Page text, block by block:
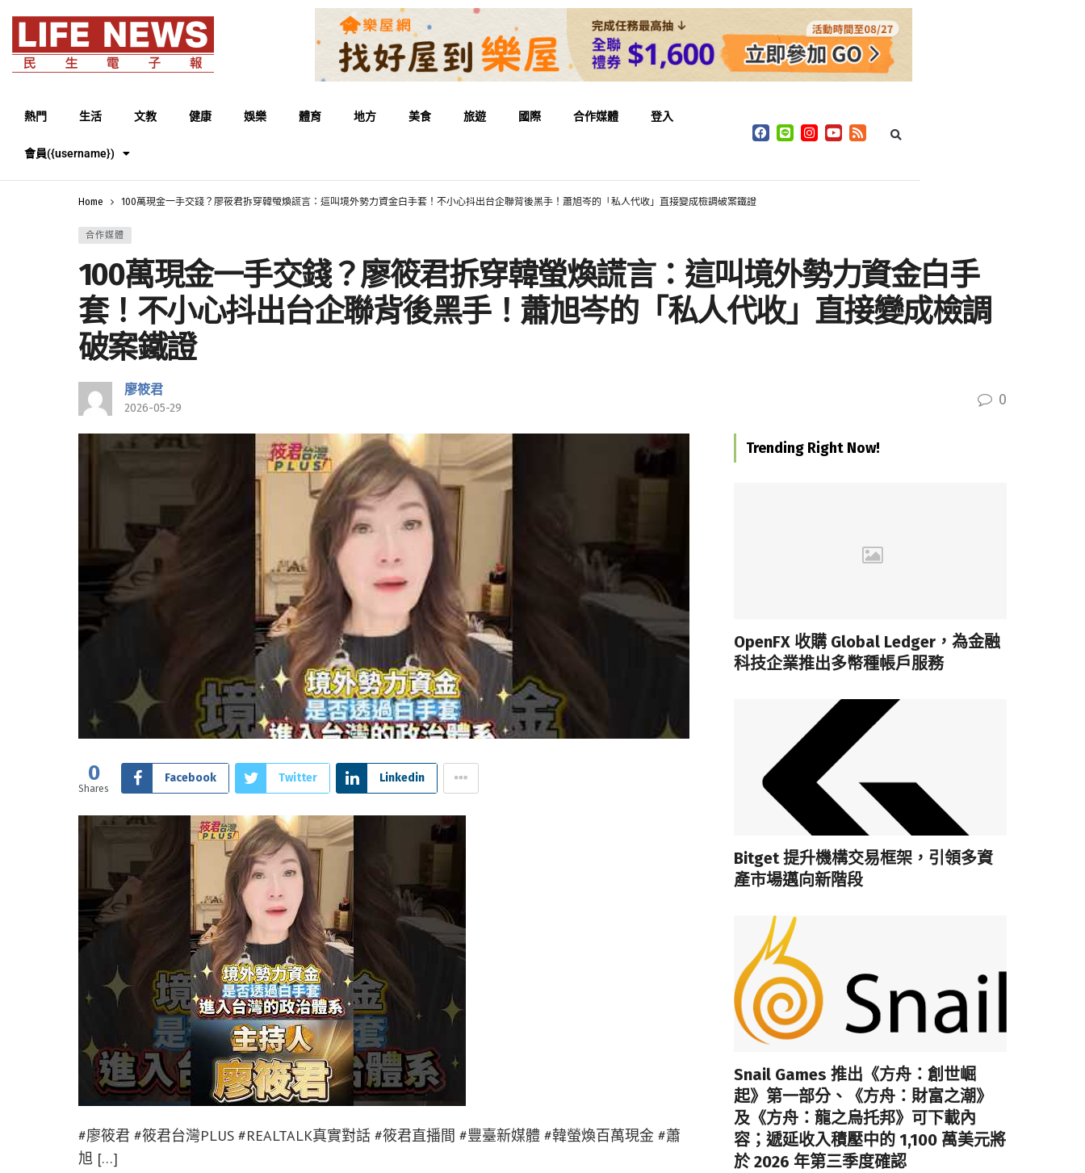
熱門 生活 文教 健康 娛樂 體育 地方 美食 旅遊 國際 合作媒體 登入
會員({username})
Home 100萬現金一手交錢？廖筱君拆穿韓螢煥謊言：這叫境外勢力資金白手套！不小心抖出台企聯背後黑手！蕭旭岑的「私人代收」直接變成檢調破案鐵證
合作媒體
100萬現金一手交錢？廖筱君拆穿韓螢煥謊言：這叫境外勢力資金白手
套！不小心抖出台企聯背後黑手！蕭旭岑的「私人代收」直接變成檢調
破案鐵證
廖筱君
2026-05-29 0
0
Shares
Facebook Twitter Linkedin
#廖筱君 #筱君台灣PLUS #REALTALK真實對話 #筱君直播間 #豐臺新媒體 #韓螢煥百萬現金 #蕭
旭 […]
Trending Right Now!
OpenFX 收購 Global Ledger，為金融
科技企業推出多幣種帳戶服務
Bitget 提升機構交易框架，引領多資
產市場邁向新階段
Snail Games 推出《方舟：創世崛
起》第一部分、《方舟：財富之潮》
及《方舟：龍之烏托邦》可下載內
容；遞延收入積壓中的 1,100 萬美元將
於 2026 年第三季度確認